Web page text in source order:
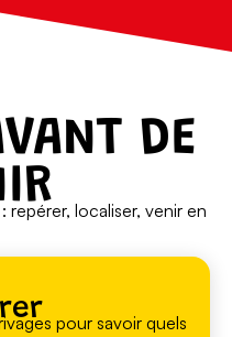
DE
localiser, venir en
pour savoir quels